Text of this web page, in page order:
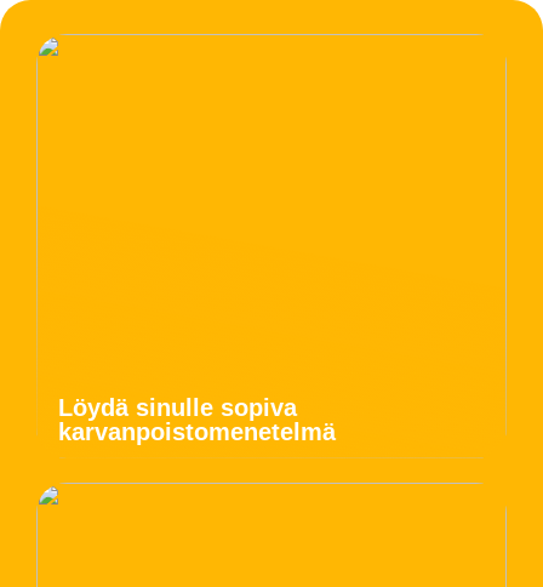
Löydä sinulle sopiva
karvanpoistomenetelmä